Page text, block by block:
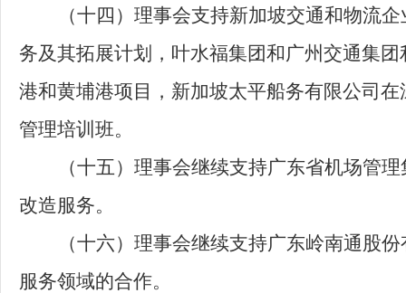
（十四） 理事会支持新加坡交通和物流
务及其拓展计划，叶水福集团和广州交通集
港和黄埔港项目，新加坡太平船务有限公司
管理培训班。
（十五） 理事会继续支持广东省机场管
改造服务。
（十六） 理事会继续支持广东岭南通股
服务领域的合作。